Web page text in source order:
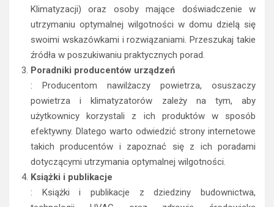
Klimatyzacji) oraz osoby mające doświadczenie w
utrzymaniu optymalnej wilgotności w domu dzielą się
swoimi wskazówkami i rozwiązaniami. Przeszukaj takie
źródła w poszukiwaniu praktycznych porad.
Poradniki producentów urządzeń
: Producentom nawilżaczy powietrza, osuszaczy
powietrza i klimatyzatorów zależy na tym, aby
użytkownicy korzystali z ich produktów w sposób
efektywny. Dlatego warto odwiedzić strony internetowe
takich producentów i zapoznać się z ich poradami
dotyczącymi utrzymania optymalnej wilgotności.
Książki i publikacje
: Książki i publikacje z dziedziny budownictwa,